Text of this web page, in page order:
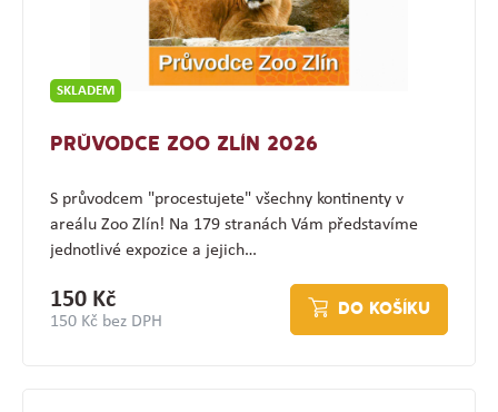
SKLADEM
PRŮVODCE ZOO ZLÍN 2026
S průvodcem "procestujete" všechny kontinenty v
areálu Zoo Zlín! Na 179 stranách Vám představíme
jednotlivé expozice a jejich…
150 Kč
150 Kč bez DPH
DO KOŠÍKU